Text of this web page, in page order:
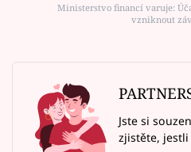
Ministerstvo financí varuje:
vzniknout
Jste si
zjistěte,